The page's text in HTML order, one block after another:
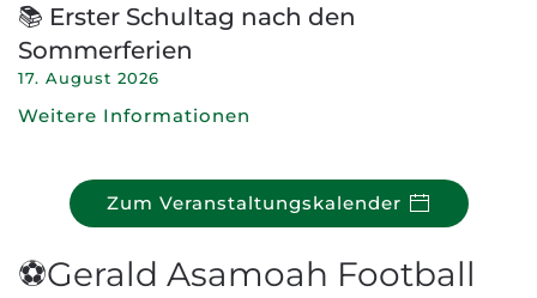
📚 Erster Schultag nach den
Sommerferien
17. August 2026
Weitere Informationen
Zum Veranstaltungskalender
⚽Gerald Asamoah Football